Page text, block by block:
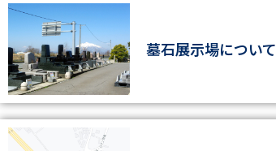
墓石展示場について